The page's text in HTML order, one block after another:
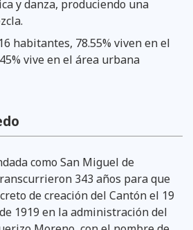
y danza, produciendo una
habitantes, 78.55% viven en el
vive en el área urbana
como San Miguel de
343 años para que
de creación del Cantón el 19
1919 en la administración del